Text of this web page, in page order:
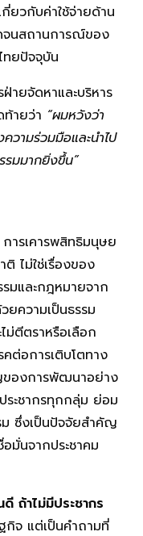
ยวกับค่าใช้จ่ายด้าน
จนสถานการณ์ของ
ทยปัจจุบัน
ายจัดหาและบริหาร
ายว่า “ผมหวังว่า
วามร่วมมือและนำไป
รมมากยิ่งขึ้น”
ารเคารพสิทธิมนุษย
ไม่ใช่เรื่องของ
มและกฎหมายจาก
ความเป็นธรรม
ม่ตีตราหรือเลือก
ต่อการเติบโตทาง
ของการพัฒนาอย่าง
ระชากรทุกกลุ่ม ย่อม
ม ซึ่งเป็นปัจจัยสำคัญ
มั่นจากประชาคม
ดี ถ้าไม่มีประชากร
กิจ แต่เป็นคำถามที่